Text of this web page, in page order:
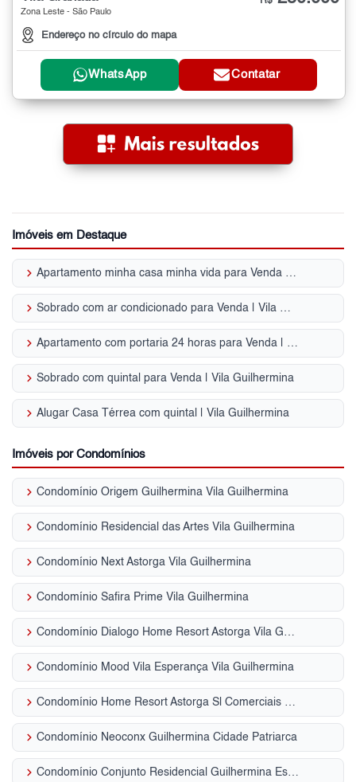
Zona Leste - São Paulo
Endereço no círculo do mapa
WhatsApp Contatar
Imóveis em Destaque
keyboard_arrow_right Apartamento minha casa minha vida para Venda | Vila Guilhermina
keyboard_arrow_right Sobrado com ar condicionado para Venda | Vila Guilhermina
keyboard_arrow_right Apartamento com portaria 24 horas para Venda | Vila Guilhermina
keyboard_arrow_right Sobrado com quintal para Venda | Vila Guilhermina
keyboard_arrow_right Alugar Casa Térrea com quintal | Vila Guilhermina
Imóveis por Condomínios
keyboard_arrow_right Condomínio Origem Guilhermina Vila Guilhermina
keyboard_arrow_right Condomínio Residencial das Artes Vila Guilhermina
keyboard_arrow_right Condomínio Next Astorga Vila Guilhermina
keyboard_arrow_right Condomínio Safira Prime Vila Guilhermina
keyboard_arrow_right Condomínio Dialogo Home Resort Astorga Vila Guilhermina
keyboard_arrow_right Condomínio Mood Vila Esperança Vila Guilhermina
keyboard_arrow_right Condomínio Home Resort Astorga Sl Comerciais Vila Guilhermina
keyboard_arrow_right Condomínio Neoconx Guilhermina Cidade Patriarca
keyboard_arrow_right Condomínio Conjunto Residencial Guilhermina Esperança Vila Guilhermina